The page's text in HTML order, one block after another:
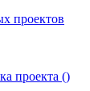
проектов
проекта ()